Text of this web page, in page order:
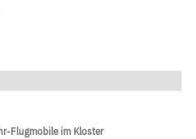
Flugmobile im Kloster